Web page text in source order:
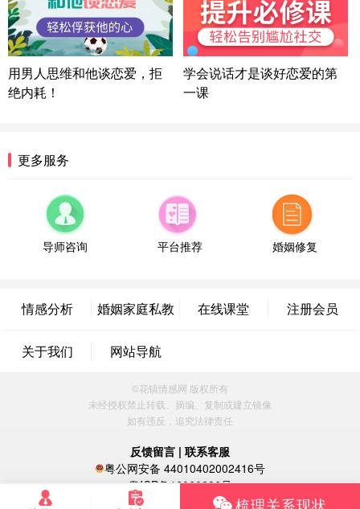
微信用户 困困魚? 通过此页面咨询，已获得专属情感
方案
陕西-西安 139****6283
3分钟前
情感方案
浙江-宁波 150****8921
福建-厦门 159****4462
53分钟前
微信用户 凌乱小羊 通过此页面咨询，已获得专属情
辽宁-大连 176****2843
39分钟前
属情感方案
微信用户 墨笙 通过此页面咨询，已获得专属情感方
案
江苏-苏州 188****5187
微信用户 谢思明 通过此页面咨询，已获得专属情感
方案
广东-佛山 139****6034
微信用户 静默 通过此页面咨询，已获得专属情感方
用男人思维和他谈恋爱，拒
绝内耗！
学会说话才是谈好恋爱的第
一课
更多服务
导师咨询 平台推荐 婚姻修复
情感分析 婚姻家庭私教 在线课堂 注册会员
关于我们 网站导航
©花镇情感网 版权所有
未经授权禁止转载、摘编、复制或建立镜像
如有违反，追究法律责任
反馈留言 | 联系客服
粤公网安备 44010402002416号
粤ICP备16060296号
梳理关系现状